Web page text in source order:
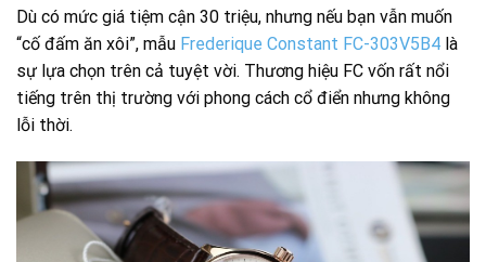
Dù có mức giá tiệm cận 30 triệu, nhưng nếu bạn vẫn muốn
“cố đấm ăn xôi”, mẫu Frederique Constant FC-303V5B4 là
sự lựa chọn trên cả tuyệt vời. Thương hiệu FC vốn rất nổi
tiếng trên thị trường với phong cách cổ điển nhưng không
lỗi thời.